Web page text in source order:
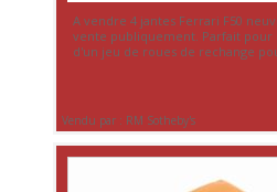
A vendre 4 jantes Ferrari F50
vente publiquement. Parfait pour
d'un jeu de roues de rechange
Vendu par : RM Sotheby's